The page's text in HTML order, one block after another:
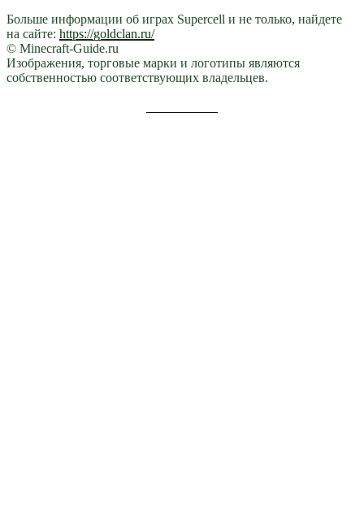
Больше информации об играх Supercell и не только, найдете
на сайте: https://goldclan.ru/
© Minecraft-Guide.ru
Изображения, торговые марки и логотипы являются
собственностью соответствующих владельцев.